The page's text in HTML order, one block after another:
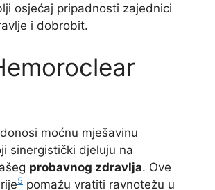
osjećaj pripadnosti zajednici
i dobrobit.
moćnu mješavinu
sinergistički djeluju na
probavnog zdravlja. Ove
5 pomažu vratiti ravnotežu u